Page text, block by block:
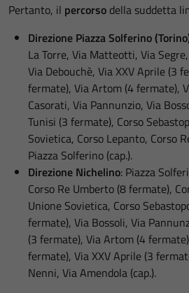
Pertanto, il percorso della suddetta
Direzione Piazza Solferino
La Torre, Via Matteotti, Via
Via Debouchè, Via XXV Aprile (3
fermate), Via Artom (4 fermate),
Casorati, Via Pannunzio, Via
Tunisi (3 fermate), Corso
Sovietica, Corso Lepanto, Corso
Piazza Solferino (cap.).
Direzione Nichelino: Piazza
Corso Re Umberto (8 fermate),
Unione Sovietica, Corso
fermate), Via Bossoli, Via
(3 fermate), Via Artom (4
fermate), Via XXV Aprile (3
Nenni, Via Amendola (cap.).